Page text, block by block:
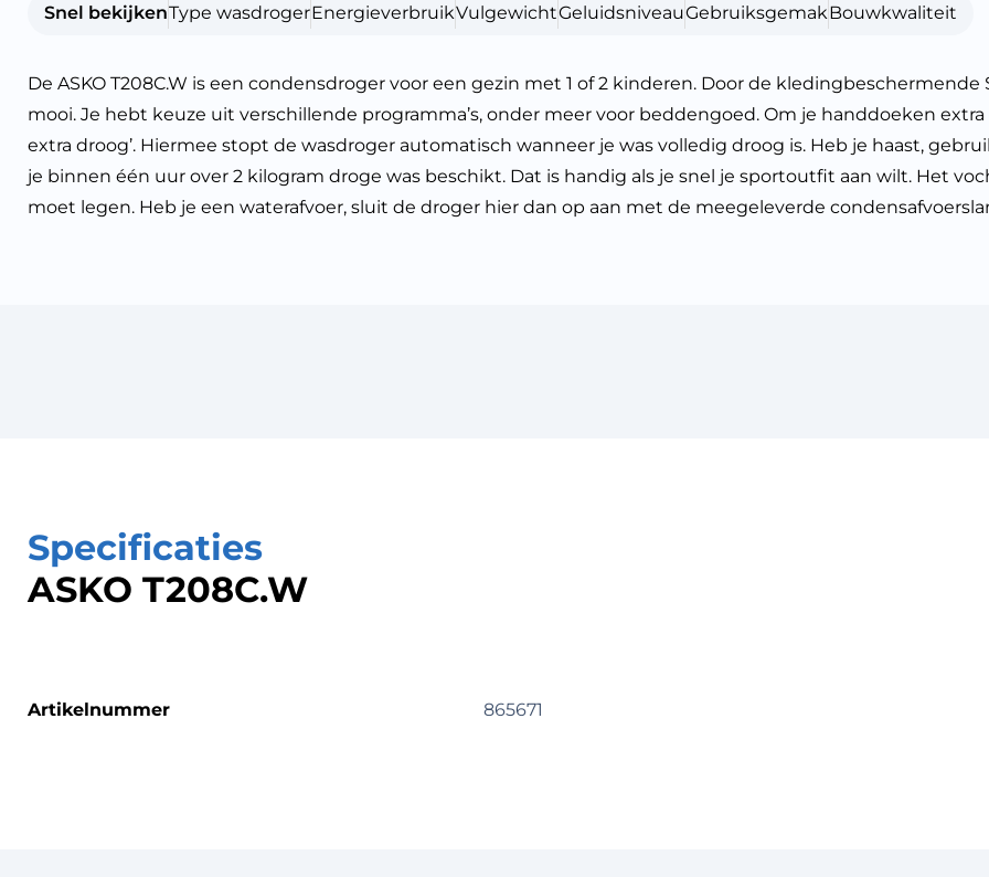
Snel bekijkenType wasdrogerEnergieverbruikVulgewichtGeluidsniveauGebruiksgemakBouwkwaliteit
De ASKO T208C.W is een condensdroger voor een gezin met 1 of 2 kinderen. Door de
mooi. Je hebt keuze uit verschillende programma’s, onder meer voor beddengoed. Om je handdoeken
extra droog’. Hiermee stopt de wasdroger automatisch wanneer je was volledig droog is. Heb je haast,
je binnen één uur over 2 kilogram droge was beschikt. Dat is handig als je snel je sportoutfit aan wilt. Het
moet legen. Heb je een waterafvoer, sluit de droger hier dan op aan met de meegeleverde
Specificaties
ASKO T208C.W
Artikelnummer 865671